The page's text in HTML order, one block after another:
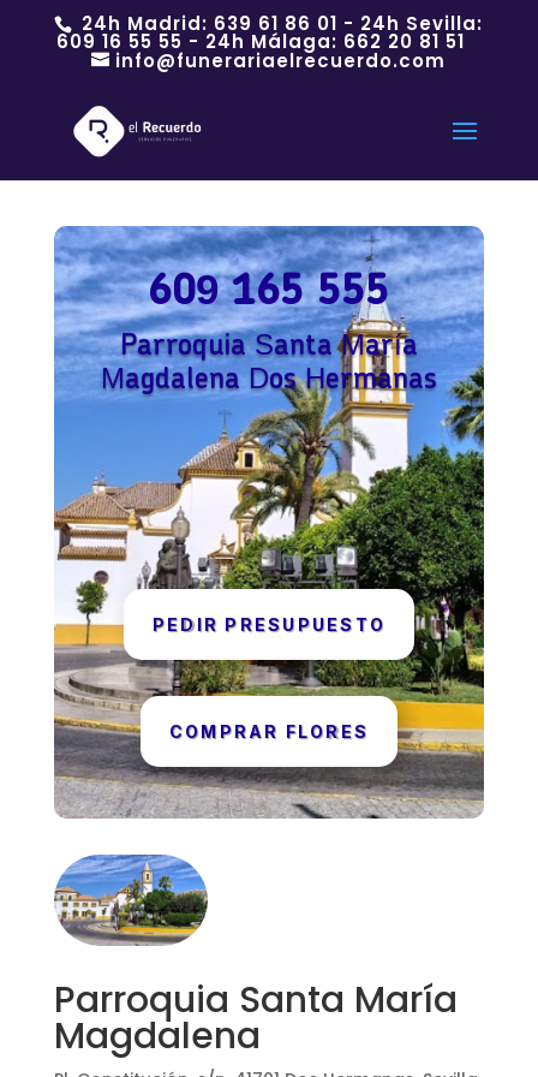
24h Madrid: 639 61 86 01 - 24h Sevilla:
609 16 55 55 - 24h Málaga: 662 20 81 51
info@funerariaelrecuerdo.com
609 165 555
Parroquia Santa María
Magdalena Dos Hermanas
PEDIR PRESUPUESTO
COMPRAR FLORES
Parroquia Santa María
Magdalena